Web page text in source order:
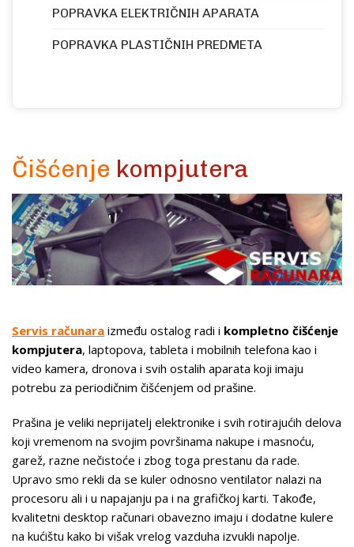
POPRAVKA ELEKTRIČNIH APARATA
POPRAVKA PLASTIČNIH PREDMETA
Čišćenje kompjutera
Servis računara između ostalog radi i kompletno čišćenje
kompjutera, laptopova, tableta i mobilnih telefona kao i
video kamera, dronova i svih ostalih aparata koji imaju
potrebu za periodičnim čišćenjem od prašine.
Prašina je veliki neprijatelj elektronike i svih rotirajućih delova
koji vremenom na svojim površinama nakupe i masnoću,
garež, razne nečistoće i zbog toga prestanu da rade.
Upravo smo rekli da se kuler odnosno ventilator nalazi na
procesoru ali i u napajanju pa i na grafičkoj karti. Takođe,
kvalitetni desktop računari obavezno imaju i dodatne kulere
na kućištu kako bi višak vrelog vazduha izvukli napolje.